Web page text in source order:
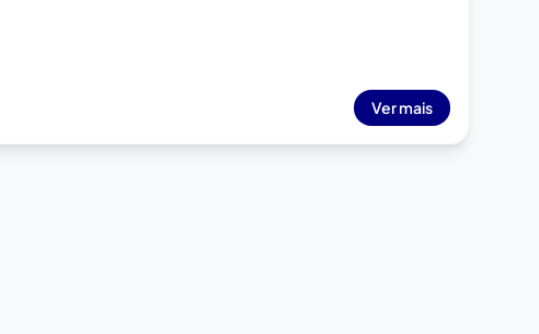
Ver mais